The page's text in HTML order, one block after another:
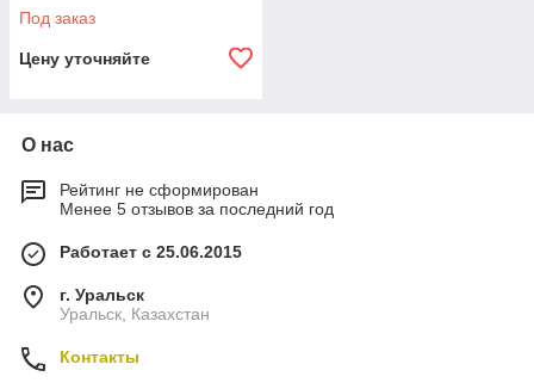
Под заказ
Цену уточняйте
О нас
Рейтинг не сформирован
Менее 5 отзывов за последний год
Работает с 25.06.2015
г. Уральск
Уральск, Казахстан
Контакты